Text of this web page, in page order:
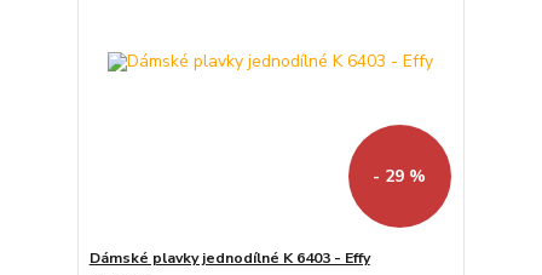
- 29 %
Dámské plavky jednodílné K 6403 - Effy